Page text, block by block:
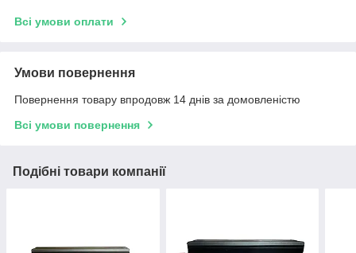
Всі умови оплати
Умови повернення
Повернення товару впродовж 14 днів за домовленістю
Всі умови повернення
Подібні товари компанії